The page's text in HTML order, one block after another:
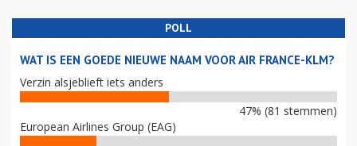
POLL
WAT IS EEN GOEDE NIEUWE NAAM VOOR AIR FRANCE-KLM?
Verzin alsjeblieft iets anders
47% (81 stemmen)
European Airlines Group (EAG)